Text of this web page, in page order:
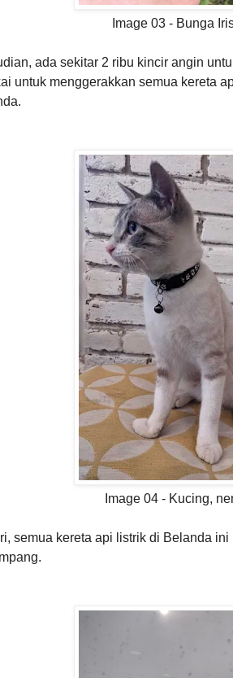
Image 03 - Bunga
ada sekitar 2 ribu kincir angin
untuk menggerakkan semua kereta
Image 04 - Kucing,
semua kereta api listrik di Belanda